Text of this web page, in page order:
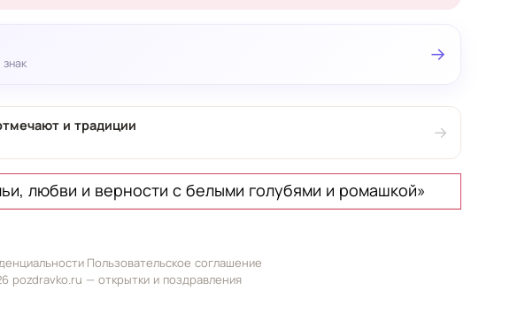
→
и традиции →
любви и верности с белыми голубями и ромашкой»
· Пользовательское соглашение
pozdravko.ru — открытки и поздравления